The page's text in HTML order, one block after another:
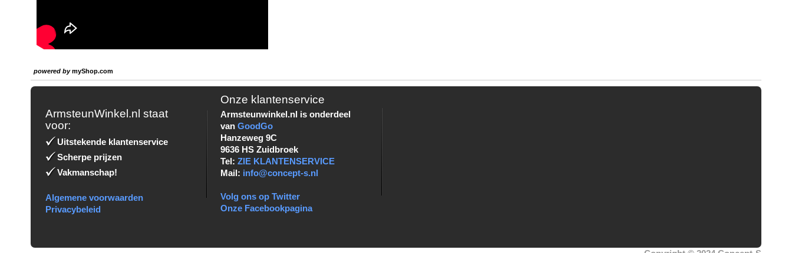
powered bymyShop.com
ArmsteunWinkel.nl staat
voor:
Uitstekende klantenservice
Scherpe prijzen
Vakmanschap!
Algemene voorwaarden
Privacybeleid
Onze klantenservice
Armsteunwinkel.nl is onderdeel
vanGoodGo
Hanzeweg 9C
9636 HS Zuidbroek
Tel:ZIE KLANTENSERVICE
Mail: info@concept-s.nl
Volg ons op Twitter
Onze Facebookpagina